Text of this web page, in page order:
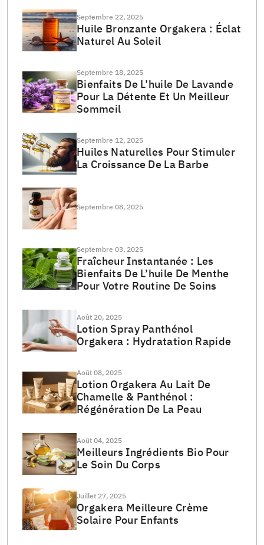
Septembre 22, 2025
Huile Bronzante Orgakera : Éclat
Naturel Au Soleil
Septembre 18, 2025
Bienfaits De L’huile De Lavande
Pour La Détente Et Un Meilleur
Sommeil
Septembre 12, 2025
Huiles Naturelles Pour Stimuler
La Croissance De La Barbe
Septembre 08, 2025
Septembre 03, 2025
Fraîcheur Instantanée : Les
Bienfaits De L’huile De Menthe
Pour Votre Routine De Soins
Août 20, 2025
Lotion Spray Panthénol
Orgakera : Hydratation Rapide
Août 08, 2025
Lotion Orgakera Au Lait De
Chamelle & Panthénol :
Régénération De La Peau
Août 04, 2025
Meilleurs Ingrédients Bio Pour
Le Soin Du Corps
Juillet 27, 2025
Orgakera Meilleure Crème
Solaire Pour Enfants